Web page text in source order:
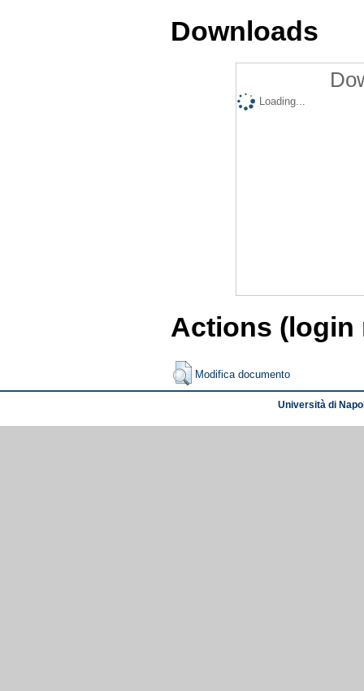
Downloads
Loading...
Actions (login
Modifica documento
Università di